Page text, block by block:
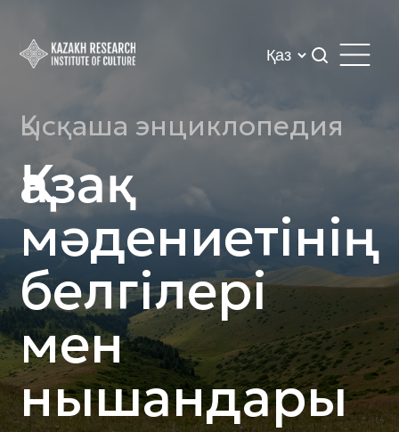
Қысқаша энциклопедия
Қазақ
мәдениетінің
белгілері
мен
нышандары